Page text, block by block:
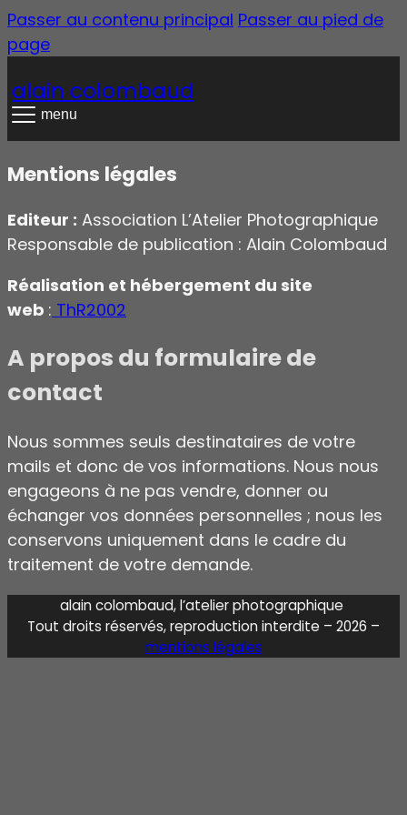
Passer au contenu principal Passer au pied de
page
alain colombaud
menu
Mentions légales
Editeur : Association L’Atelier Photographique
Responsable de publication : Alain Colombaud
Réalisation et hébergement du site
web : ThR2002
A propos du formulaire de
contact
Nous sommes seuls destinataires de votre
mails et donc de vos informations. Nous nous
engageons à ne pas vendre, donner ou
échanger vos données personnelles ; nous les
conservons uniquement dans le cadre du
traitement de votre demande.
alain colombaud, l’atelier photographique
Tout droits réservés, reproduction interdite – 2026 –
mentions légales